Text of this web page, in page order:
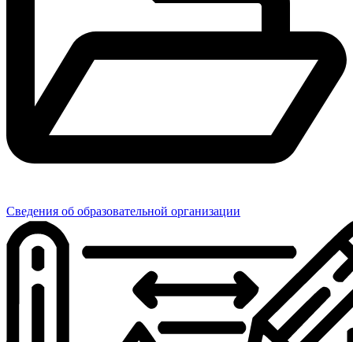
Сведения об образовательной организации